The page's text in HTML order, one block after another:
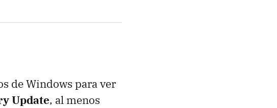
de Windows para ver
Update, al menos